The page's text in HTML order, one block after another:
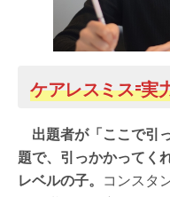
ケアレスミス=実
出題者が「ここで引
題で、引っかかってく
レベルの子。 コンスタ